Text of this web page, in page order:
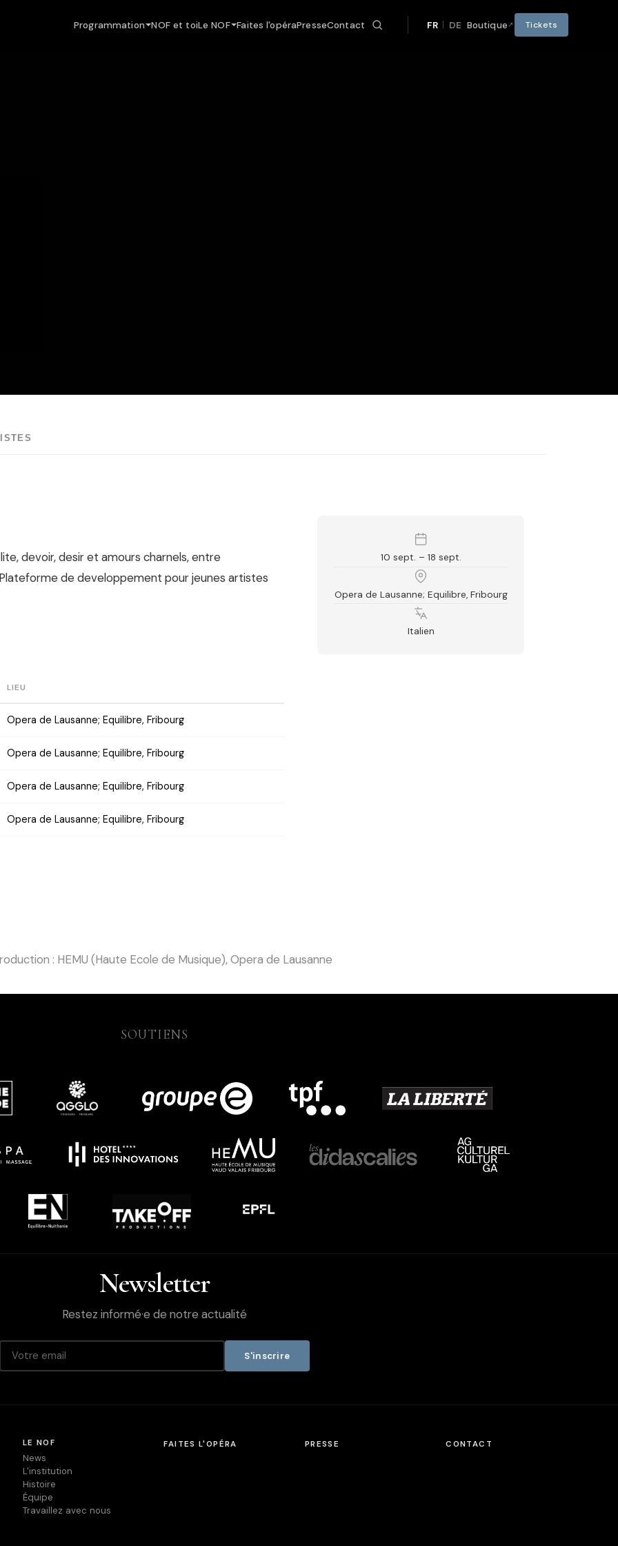
Programmation NOF et toiLe NOF Faites l'opéraPresseContact FR | DE Boutique Tickets
devoir, desir et amours charnels, entre
de developpement pour jeunes artistes
LIEU
Opera de Lausanne; Equilibre, Fribourg
Opera de Lausanne; Equilibre, Fribourg
Opera de Lausanne; Equilibre, Fribourg
Opera de Lausanne; Equilibre, Fribourg
10 sept. – 18 sept.
Opera de Lausanne; Equilibre, Fribourg
Italien
: HEMU (Haute Ecole de Musique), Opera de Lausanne
SOUTIENS
Newsletter
Restez informé·e de notre actualité
S'inscrire
LE NOF
News
L'institution
Histoire
Équipe
Travaillez avec nous
FAITES L'OPÉRA PRESSE CONTACT